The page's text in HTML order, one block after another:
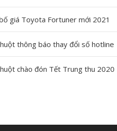
giá Toyota Fortuner mới 2021
thông báo thay đổi số hotline
chào đón Tết Trung thu 2020